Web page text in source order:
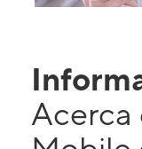
Acerca